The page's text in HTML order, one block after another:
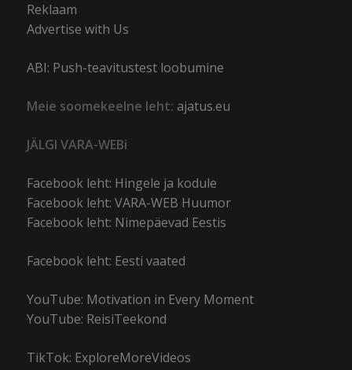
Reklaam
Advertise with Us
ABI: Push-teavitustest loobumine
Meie soomekeelne leht: ajatus.eu
JÄLGI VARA-WEBi
Facebook leht: Hingele ja kodule
Facebook leht: VARA-WEB Huumor
Facebook leht: Nimepäevad Eestis
Facebook leht: Eesti vaated
YouTube: Motivation in Every Moment
YouTube: ReisiTeekond
TikTok: ExploreMoreVideos